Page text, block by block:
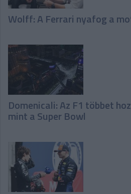
Wolff: A Ferrari nyafog a
Domenicali: Az F1 többet
mint a Super Bowl